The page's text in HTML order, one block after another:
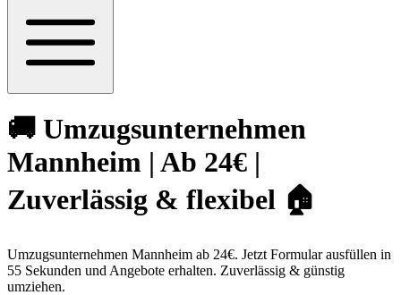
🚚 Umzugsunternehmen
Mannheim | Ab 24€ |
Zuverlässig & flexibel 🏠
Umzugsunternehmen Mannheim ab 24€. Jetzt Formular ausfüllen in
55 Sekunden und Angebote erhalten. Zuverlässig & günstig
umziehen.